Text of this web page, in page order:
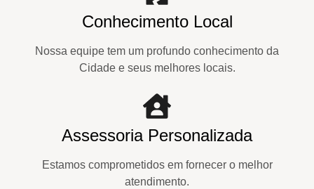
Conhecimento Local
Nossa equipe tem um profundo conhecimento da
Cidade e seus melhores locais.
Assessoria Personalizada
Estamos comprometidos em fornecer o melhor
atendimento.